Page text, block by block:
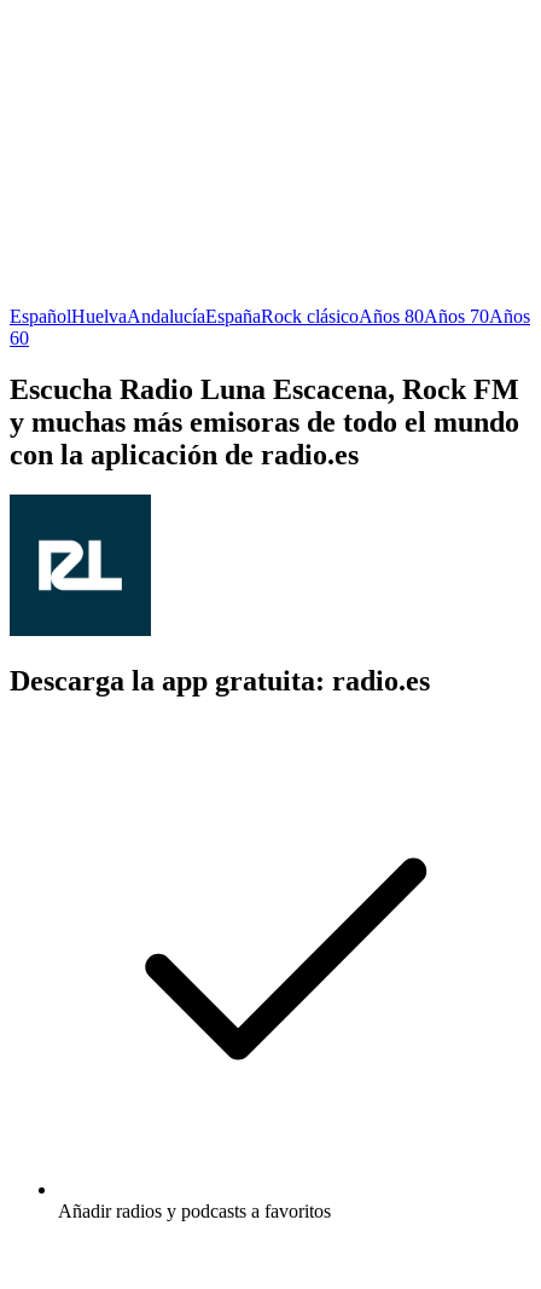
EspañolHuelvaAndalucíaEspañaRock clásicoAños 80Años 70Años
60
Escucha Radio Luna Escacena, Rock FM
y muchas más emisoras de todo el mundo
con la aplicación de radio.es
Descarga la app gratuita: radio.es
Añadir radios y podcasts a favoritos